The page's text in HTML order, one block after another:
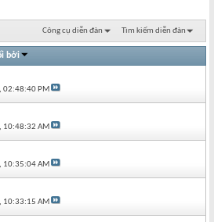
Công cụ diễn đàn Tìm kiếm diễn đàn
bởi
02:48:40 PM
10:48:32 AM
10:35:04 AM
10:33:15 AM